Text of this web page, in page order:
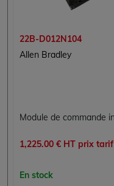
22B-D012N104
Allen Bradley
1,225.00 € HT prix tarif
En stock